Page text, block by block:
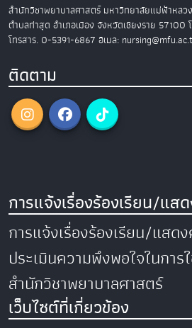
สำนักวิชาพยาบาลศาสตร์ มหาวิทยาลัยแม่ฟ้าหลวง
ตำบลท่าสุด อำเภอเมือง จังหวัดเชียงราย 57100
โทรสาร. 0-5391-6867 อีเมล:
ติดตาม
การแจ้งเรื่องร้องเรียน/แส
การแจ้งเรื่องร้องเรียน/แสด
ประเมินความพึงพอใจในการ
สำนักวิชาพยาบาลศาสตร์
เว็บไซต์ที่เกี่ยวข้อง